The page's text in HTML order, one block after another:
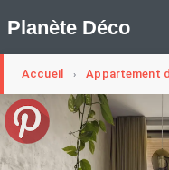
Planète Déco
🛍︎ Shop Planète Déco
Accueil › Appartement